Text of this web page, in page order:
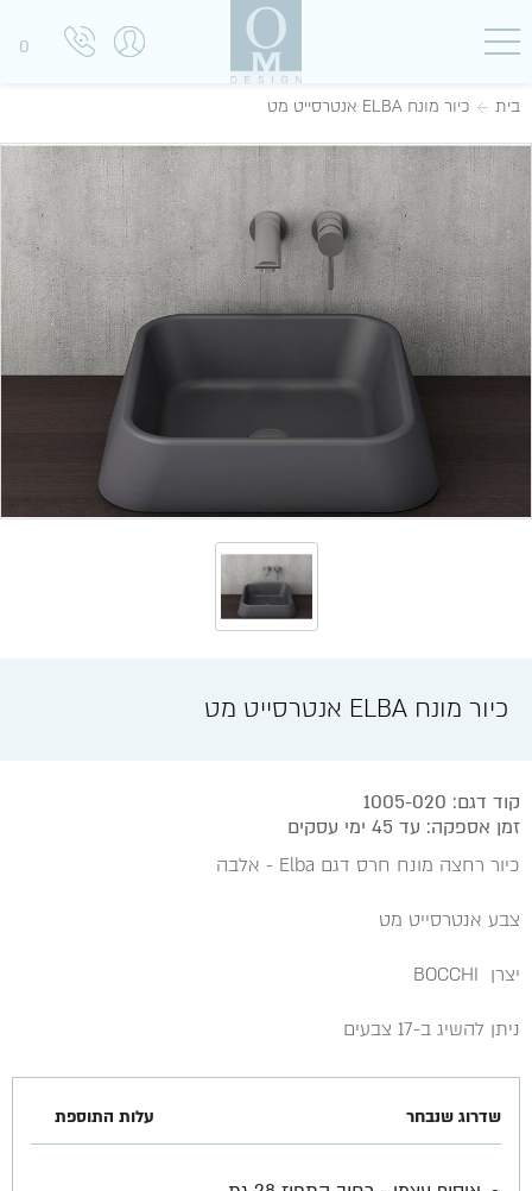
0
בית כיור מונח ELBA אנטרסייט מט
כיור מונח ELBA אנטרסייט מט
קוד דגם: 1005-020
זמן אספקה: עד 45 ימי עסקים
כיור רחצה מונח חרס דגם Elba - אלבה
צבע אנטרסייט מט
יצרן BOCCHI
ניתן להשיג ב-17 צבעים
שדרוג שנבחר עלות התוספת